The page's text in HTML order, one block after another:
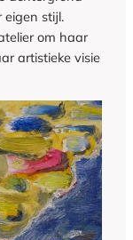
stijl.
om haar
artistieke visie